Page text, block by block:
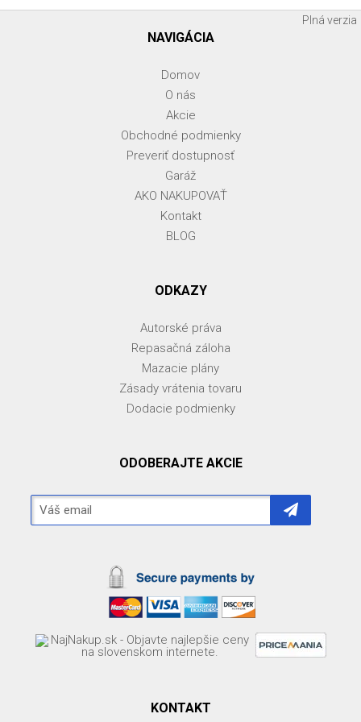
Plná verzia
NAVIGÁCIA
Domov
O nás
Akcie
Obchodné podmienky
Preveriť dostupnosť
Garáž
AKO NAKUPOVAŤ
Kontakt
BLOG
ODKAZY
Autorské práva
Repasačná záloha
Mazacie plány
Zásady vrátenia tovaru
Dodacie podmienky
ODOBERAJTE AKCIE
KONTAKT